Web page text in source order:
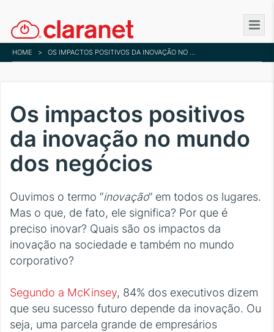
to
main
content
HOME > OS IMPACTOS POSITIVOS DA INOVAÇÃO NO MUNDO DOS NEGÓCIOS
Os impactos positivos
da inovação no mundo
dos negócios
Ouvimos o termo “inovação” em todos os lugares.
Mas o que, de fato, ele significa? Por que é
preciso inovar? Quais são os impactos da
inovação na sociedade e também no mundo
corporativo?
Segundo a McKinsey, 84% dos executivos dizem
que seu sucesso futuro depende da inovação. Ou
seja, uma parcela grande de empresários